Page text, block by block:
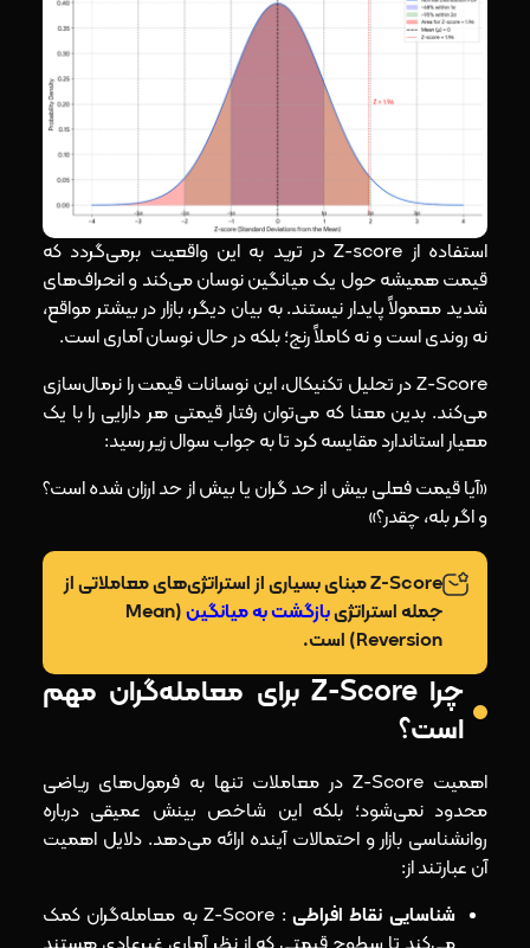
استفاده از Z-score در ترید به این واقعیت برمی‌گردد که
قیمت همیشه حول یک میانگین نوسان می‌کند و انحراف‌های
شدید معمولاً پایدار نیستند. به بیان دیگر، بازار در بیشتر مواقع،
نه روندی است و نه کاملاً رنج؛ بلکه در حال نوسان آماری است.
Z-Score در تحلیل تکنیکال، این نوسانات قیمت را نرمال‌سازی
می‌کند. بدین معنا که می‌توان رفتار قیمتی هر دارایی‌ را با یک
معیار استاندارد مقایسه کرد تا به جواب سوال زیر رسید:
«آیا قیمت فعلی بیش از حد گران یا بیش از حد ارزان شده است؟
و اگر بله، چقدر؟»
Z-Score مبنای بسیاری از استراتژی‌های معاملاتی از
جمله استراتژیبازگشت به میانگین (Mean
Reversion) است.
چرا Z-Score برای معامله‌گران مهم
است؟
اهمیت Z-Score در معاملات تنها به فرمول‌های ریاضی
محدود نمی‌شود؛ بلکه این شاخص بینش عمیقی درباره
روانشناسی بازار و احتمالات آینده ارائه می‌دهد. دلایل اهمیت
آن عبارتند از:
شناسایی نقاط افراطی
: Z-Score به معامله‌گران کمک